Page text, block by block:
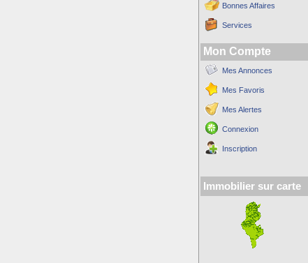
Bonnes Affaires
Services
Mon Compte
Mes Annonces
Mes Favoris
Mes Alertes
Connexion
Inscription
Immobilier sur carte